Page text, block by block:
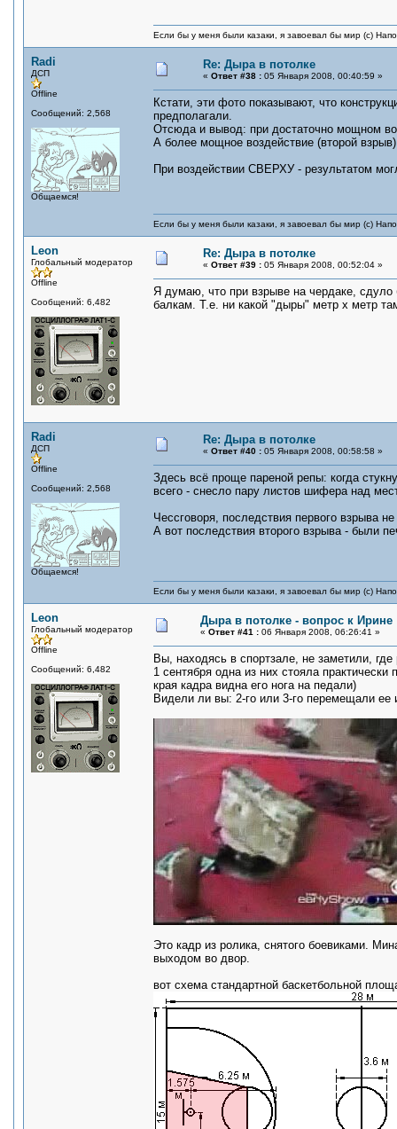
Если бы у меня были казаки, я завоевал бы мир (с)
Radi
ДСП
Offline
Сообщений: 2,568
Общаемся!
Re: Дыра в потолке
« Ответ #38 : 05 Января 2008, 00:40:59 »
Кстати, эти фото показывают, что
предполагали.
Отсюда и вывод: при достаточно мощном
А более мощное воздействие (второй
При воздействии СВЕРХУ - результатом
Если бы у меня были казаки, я завоевал бы мир (с)
Leon
Глобальный модератор
Offline
Сообщений: 6,482
Re: Дыра в потолке
« Ответ #39 : 05 Января 2008, 00:52:04 »
Я думаю, что при взрыве на чердаке,
балкам. Т.е. ни какой "дыры" метр х метр
Radi
ДСП
Offline
Сообщений: 2,568
Общаемся!
Re: Дыра в потолке
« Ответ #40 : 05 Января 2008, 00:58:58 »
Здесь всё проще пареной репы: когда
всего - снесло пару листов шифера над
Чессговоря, последствия первого взрыва
А вот последствия второго взрыва - были
Если бы у меня были казаки, я завоевал бы мир (с)
Leon
Глобальный модератор
Offline
Сообщений: 6,482
Дыра в потолке - вопрос к Ирине
« Ответ #41 : 06 Января 2008, 06:26:41 »
Вы, находясь в спортзале, не заметили,
1 сентября одна из них стояла
края кадра видна его нога на педали)
Видели ли вы: 2-го или 3-го перемещали ее
Это кадр из ролика, снятого боевиками.
выходом во двор.
вот схема стандартной баскетбольной